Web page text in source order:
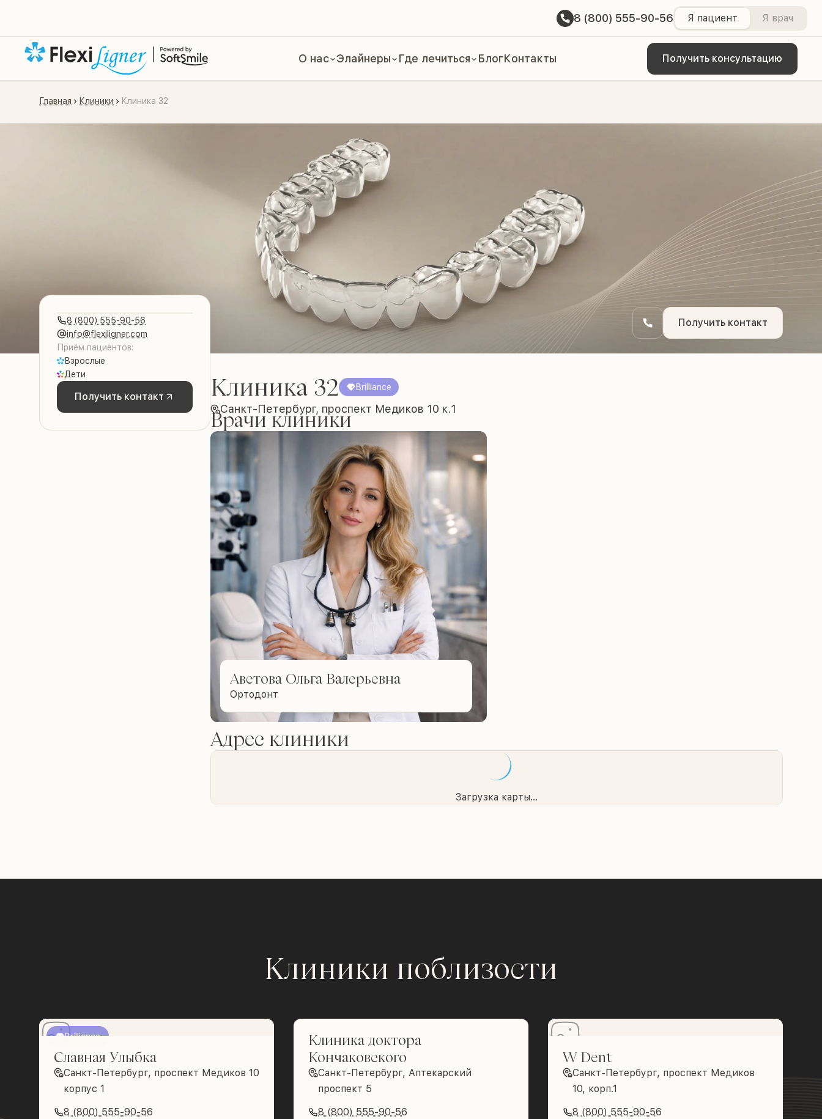
8 (800) 555-90-56 Я пациент Я врач
О нас Элайнеры Где лечиться БлогКонтакты Получить консультацию
Главная Клиники Клиника 32
Получить контакт
8 (800) 555-90-56
info@flexiligner.com
Приём пациентов:
Взрослые
Дети
Получить контакт Клиника 32 Brilliance
Санкт-Петербург, проспект Медиков 10 к.1
Врачи клиники
Аветова Ольга Валерьевна
Ортодонт
Адрес клиники
Загрузка карты...
Клиники поблизости
Brilliance
Славная Улыбка
Санкт-Петербург, проспект Медиков 10
корпус 1
8 (800) 555-90-56
Клиника доктора
Кончаковского
Санкт-Петербург, Аптекарский
проспект 5
8 (800) 555-90-56
W Dent
Санкт-Петербург, проспект Медиков
10, корп.1
8 (800) 555-90-56